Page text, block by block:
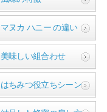
マヌカ ハニー の違い
美味しい組合わせ
はちみつ役立ちシーン